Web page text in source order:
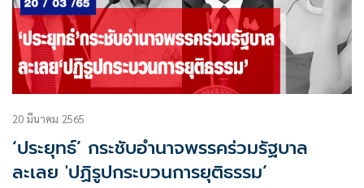
20 มีนาคม 2565
‘ประยุทธ์’ กระชับอำนาจพรรคร่วมรัฐบาล
ละเลย 'ปฏิรูปกระบวนการยุติธรรม’